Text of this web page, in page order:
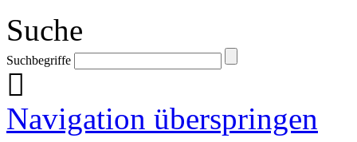
Suche
Suchbegriffe
Navigation überspringen